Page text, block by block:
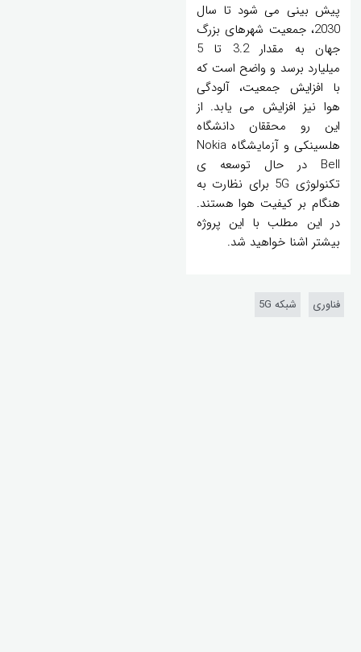
پیش بینی می شود تا سال
2030، جمعیت شهرهای بزرگ
جهان به مقدار 3.2 تا 5
میلیارد برسد و واضح است که
با افزایش جمعیت، آلودگی
هوا نیز افزایش می یابد. از
این رو محققان دانشگاه
هلسینکی و آزمایشگاه Nokia
Bell در حال توسعه ی
تکنولوژی 5G برای نظارت به
هنگام بر کیفیت هوا هستند.
در این مطلب با این پروژه
بیشتر اشنا خواهید شد.
فناوری شبکه‌ 5G